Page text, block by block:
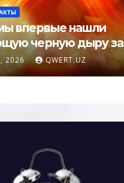
впервые нашли
черную дыру за
галактики
2026 QWERT.UZ